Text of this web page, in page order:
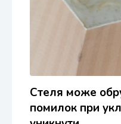
Стеля може
помилок при